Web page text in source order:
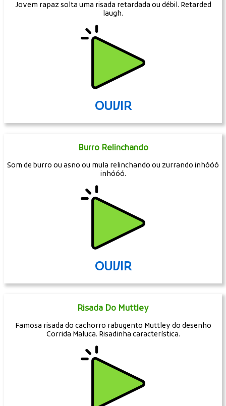
Jovem rapaz solta uma risada retardada ou débil. Retarded
laugh.
OUVIR
Burro Relinchando
Som de burro ou asno ou mula relinchando ou zurrando inhóóó
inhóóó.
OUVIR
Risada Do Muttley
Famosa risada do cachorro rabugento Muttley do desenho
Corrida Maluca. Risadinha característica.